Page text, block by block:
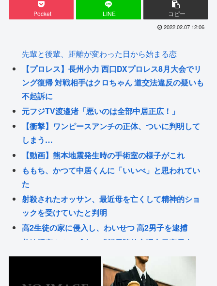
Pocket LINE コピー
2022.02.07 12:06
先輩と後輩、距離が変わった日から始まる恋
【プロレス】長州小力 西口DXプロレス8月大会でリ
ング復帰 対戦相手はクロちゃん 道交法違反の疑いも
不起訴に
元フジTV渡邉渚「悪いのは全部中居正広！」
【衝撃】ワンピースアンチの正体、ついに判明して
しまう…
【動画】熊本地震発生時の手術室の様子がこれ
ももち、かつて中居くんに「いいべ」と思われてい
た
射殺されたオッサン、最近母を亡くして精神的ショ
ックを受けていたと判明
高2生徒の家に侵入し、わいせつ 高2男子を逮捕
美輪明宏さんの戒名、「紫雲院芳心唱永日宏居士」
になる
後藤真希さん(41)エチエチ